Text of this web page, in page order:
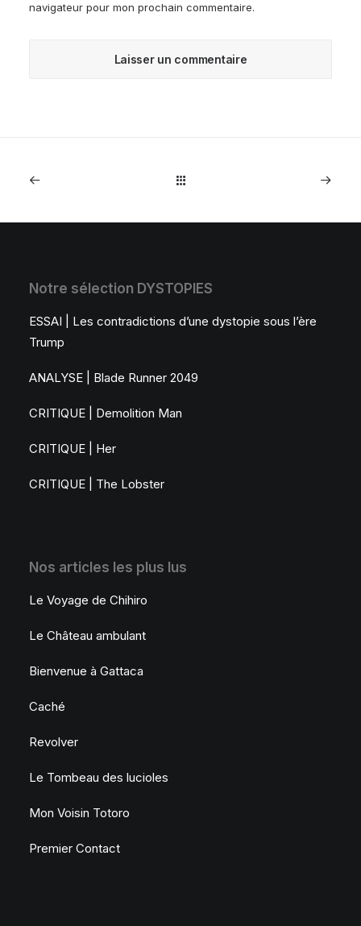
navigateur pour mon prochain commentaire.
Notre sélection DYSTOPIES
ESSAI | Les contradictions d’une dystopie sous l’ère
Trump
ANALYSE | Blade Runner 2049
CRITIQUE | Demolition Man
CRITIQUE | Her
CRITIQUE | The Lobster
Nos articles les plus lus
Le Voyage de Chihiro
Le Château ambulant
Bienvenue à Gattaca
Caché
Revolver
Le Tombeau des lucioles
Mon Voisin Totoro
Premier Contact